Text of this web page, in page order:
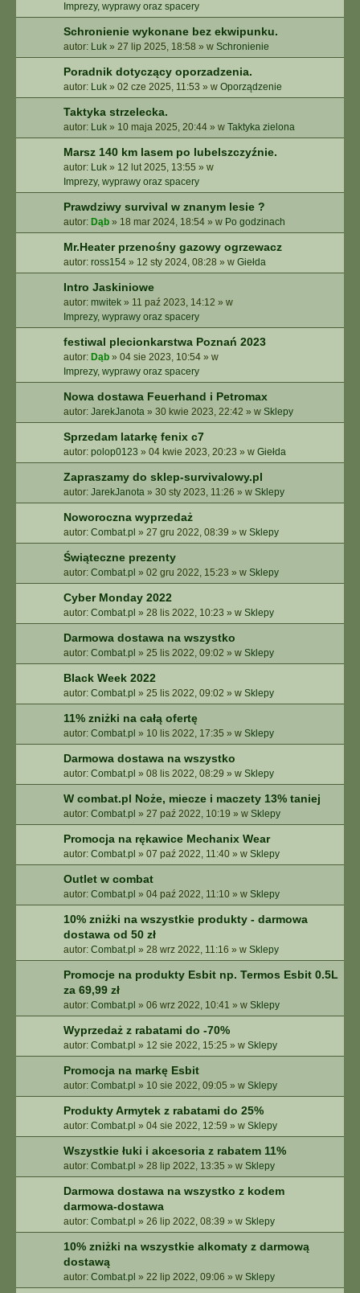
Z
W
Imprezy, wyprawy oraz spacery
Schronienie wykonane bez ekwipunku.
autor: Luk » 27 lip 2025, 18:58 » w Schronienie
Poradnik dotyczący oporzadzenia.
autor: Luk » 02 cze 2025, 11:53 » w Oporządzenie
Taktyka strzelecka.
autor: Luk » 10 maja 2025, 20:44 » w Taktyka zielona
Marsz 140 km lasem po lubelszczyźnie.
autor: Luk » 12 lut 2025, 13:55 » w
Imprezy, wyprawy oraz spacery
Prawdziwy survival w znanym lesie ?
autor: Dąb » 18 mar 2024, 18:54 » w Po godzinach
Mr.Heater przenośny gazowy ogrzewacz
autor: ross154 » 12 sty 2024, 08:28 » w Giełda
Intro Jaskiniowe
autor: mwitek » 11 paź 2023, 14:12 » w
Imprezy, wyprawy oraz spacery
festiwal plecionkarstwa Poznań 2023
autor: Dąb » 04 sie 2023, 10:54 » w
Imprezy, wyprawy oraz spacery
Nowa dostawa Feuerhand i Petromax
autor: JarekJanota » 30 kwie 2023, 22:42 » w Sklepy
Sprzedam latarkę fenix c7
autor: polop0123 » 04 kwie 2023, 20:23 » w Giełda
Zapraszamy do sklep-survivalowy.pl
autor: JarekJanota » 30 sty 2023, 11:26 » w Sklepy
Noworoczna wyprzedaż
autor: Combat.pl » 27 gru 2022, 08:39 » w Sklepy
Świąteczne prezenty
autor: Combat.pl » 02 gru 2022, 15:23 » w Sklepy
Cyber Monday 2022
autor: Combat.pl » 28 lis 2022, 10:23 » w Sklepy
Darmowa dostawa na wszystko
autor: Combat.pl » 25 lis 2022, 09:02 » w Sklepy
Black Week 2022
autor: Combat.pl » 25 lis 2022, 09:02 » w Sklepy
11% zniżki na całą ofertę
autor: Combat.pl » 10 lis 2022, 17:35 » w Sklepy
Darmowa dostawa na wszystko
autor: Combat.pl » 08 lis 2022, 08:29 » w Sklepy
W combat.pl Noże, miecze i maczety 13% taniej
autor: Combat.pl » 27 paź 2022, 10:19 » w Sklepy
Promocja na rękawice Mechanix Wear
autor: Combat.pl » 07 paź 2022, 11:40 » w Sklepy
Outlet w combat
autor: Combat.pl » 04 paź 2022, 11:10 » w Sklepy
10% zniżki na wszystkie produkty - darmowa
dostawa od 50 zł
autor: Combat.pl » 28 wrz 2022, 11:16 » w Sklepy
Promocje na produkty Esbit np. Termos Esbit 0.5L
za 69,99 zł
autor: Combat.pl » 06 wrz 2022, 10:41 » w Sklepy
Wyprzedaż z rabatami do -70%
autor: Combat.pl » 12 sie 2022, 15:25 » w Sklepy
Promocja na markę Esbit
autor: Combat.pl » 10 sie 2022, 09:05 » w Sklepy
Produkty Armytek z rabatami do 25%
autor: Combat.pl » 04 sie 2022, 12:59 » w Sklepy
Wszystkie łuki i akcesoria z rabatem 11%
autor: Combat.pl » 28 lip 2022, 13:35 » w Sklepy
Darmowa dostawa na wszystko z kodem
darmowa-dostawa
autor: Combat.pl » 26 lip 2022, 08:39 » w Sklepy
10% zniżki na wszystkie alkomaty z darmową
dostawą
autor: Combat.pl » 22 lip 2022, 09:06 » w Sklepy